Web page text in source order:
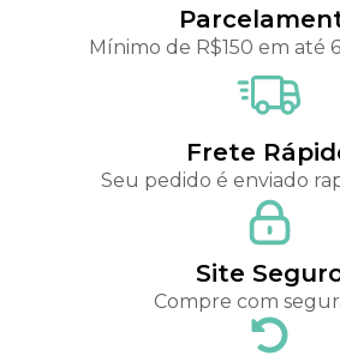
Mínimo de R$150 em até
Frete
Seu pedido é enviado
Site
Compre com